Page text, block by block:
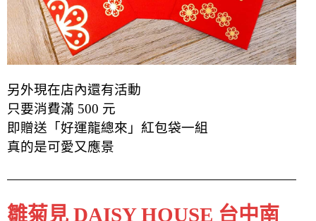
另外現在店內還有活動
只要消費滿 500 元
即贈送「好運龍總來」紅包袋一組
真的是可愛又應景
雛菊見 DAISY HOUSE 台中南